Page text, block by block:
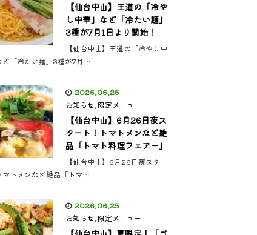
【仙台中山】王道の「冷や
し中華」など「冷たい麺」
3種が7月1日より開始！
【仙台中山】王道の「冷やし中
ど「冷たい麺」3種が7月…
2026.06.25
お知らせ 限定メニュー
【仙台中山】6月26日夜ス
タート！トマトメンなど絶
品「トマト料理フェアー」
【仙台中山】6月26日夜スター
マトメンなど絶品「トマ…
2026.06.25
お知らせ 限定メニュー